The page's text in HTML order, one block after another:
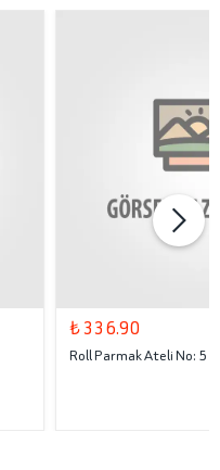
₺ 336.90
Roll Parmak Ateli No: 5